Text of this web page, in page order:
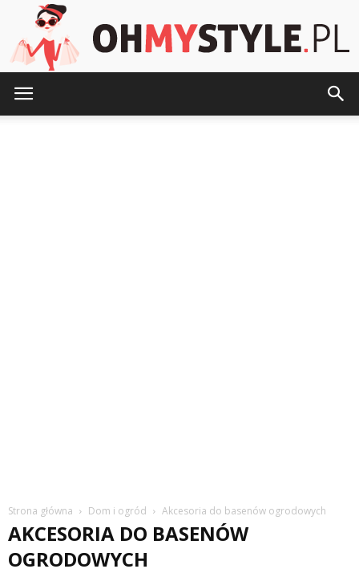
Strona główna Dom i ogród Akcesoria do basenów ogrodowych
AKCESORIA DO BASENÓW
OGRODOWYCH